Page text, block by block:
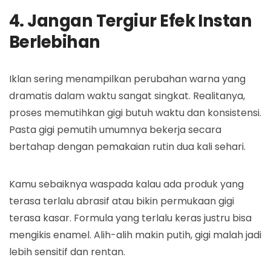
4. Jangan Tergiur Efek Instan
Berlebihan
Iklan sering menampilkan perubahan warna yang
dramatis dalam waktu sangat singkat. Realitanya,
proses memutihkan gigi butuh waktu dan konsistensi.
Pasta gigi pemutih umumnya bekerja secara
bertahap dengan pemakaian rutin dua kali sehari.
Kamu sebaiknya waspada kalau ada produk yang
terasa terlalu abrasif atau bikin permukaan gigi
terasa kasar. Formula yang terlalu keras justru bisa
mengikis enamel. Alih-alih makin putih, gigi malah jadi
lebih sensitif dan rentan.